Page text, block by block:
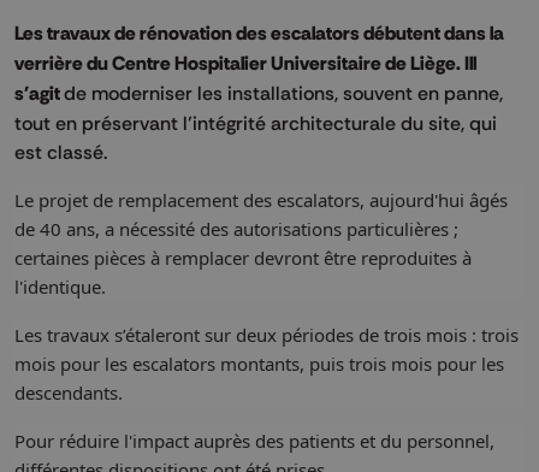
Les travaux de rénovation des escalators débutent dans la
verrière du Centre Hospitalier Universitaire de Liège. Ill
s'agitde moderniser les installations, souvent en panne,
tout en préservant l’intégrité architecturale du site, qui
est classé.
Le projet de remplacement des escalators, aujourd'hui âgés
de 40 ans, a nécessité des autorisations particulières ;
certaines pièces à remplacer devront être reproduites à
l'identique.
Les travaux s’étaleront sur deux périodes de trois mois : trois
mois pour les escalators montants, puis trois mois pour les
descendants.
Pour réduire l'impact auprès des patients et du personnel,